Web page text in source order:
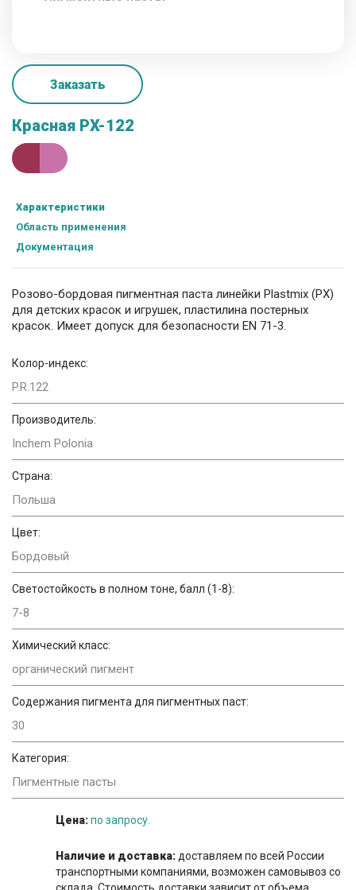
Заказать
Красная PX-122
Характеристики
Область применения
Документация
Розово-бордовая пигментная паста линейки Plastmix (PX)
для детских красок и игрушек, пластилина постерных
красок. Имеет допуск для безопасности EN 71-3.
Колор-индекс:
P.R.122
Производитель:
Inchem Polonia
Страна:
Польша
Цвет:
Бордовый
Светостойкость в полном тоне, балл (1-8):
7-8
Химический класс:
органический пигмент
Содержания пигмента для пигментных паст:
30
Категория:
Пигментные пасты
Цена:по запросу.
Наличие и доставка: доставляем по всей России
транспортными компаниями, возможен самовывоз со